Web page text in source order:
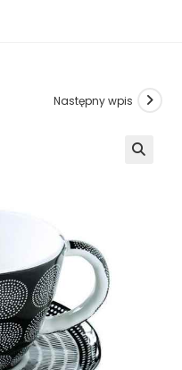
Następny wpis